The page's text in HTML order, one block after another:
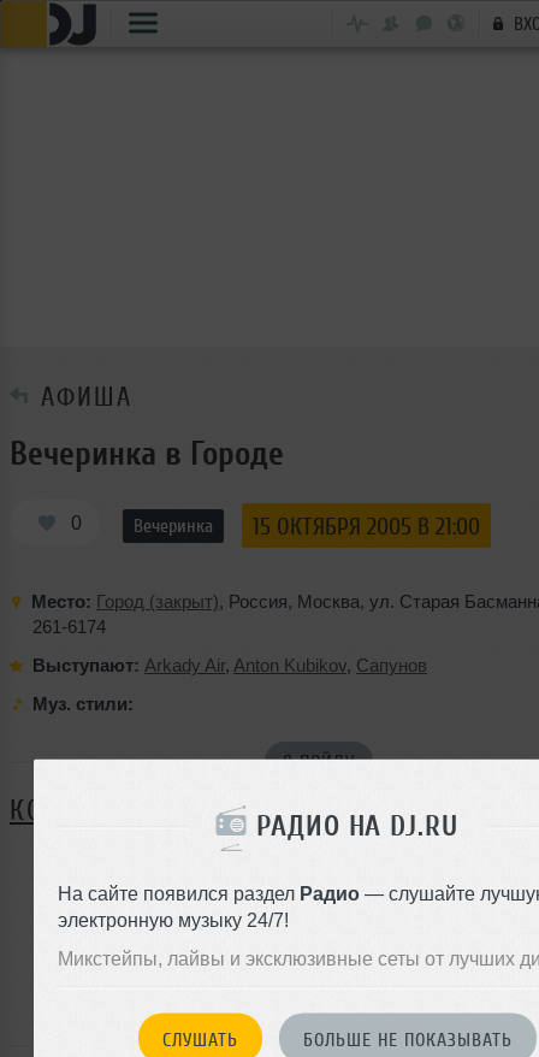
РАДИО НА DJ.RU
На сайте появился раздел Радио — слушайте
электронную музыку 24/7!
Микстейпы, лайвы и эксклюзивные сеты от лучших
СЛУШАТЬ БОЛЬШЕ НЕ ПОКАЗЫВАТЬ
АФИША
Вечеринка в Городе
0 Вечеринка 15 ОКТЯБРЯ 2005 В 21:00
Место: Город (закрыт), Россия, Москва, ул. Старая
261-6174
Выступают: Arkady Air, Anton Kubikov, Сапунов
Муз. стили:
Я ПОЙДУ
КОММЕНТАРИИ
ЗАРЕГИСТРИРУЙТЕСЬ
Или